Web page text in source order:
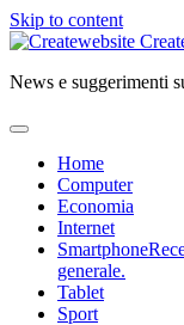
Skip to content
News e suggerimenti
Home
Computer
Economia
Internet
Smartphone
generale.
Tablet
Sport